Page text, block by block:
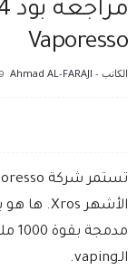
Vaporesso
الكاتب - Ahmad AL-FARAJI
19
تستمر شركة Vaporesso في اكمال مسيرة سلسلة
الـvaping.